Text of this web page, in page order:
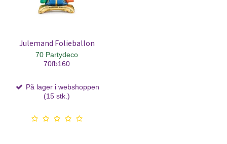
Julemand Folieballon
70 Partydeco
70fb160
På lager i webshoppen
(15 stk.)